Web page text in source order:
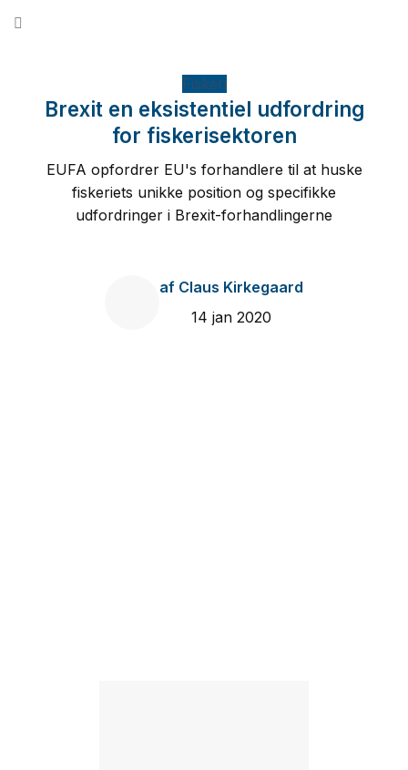
Fiskeri
Brexit en eksistentiel udfordring
for fiskerisektoren
EUFA opfordrer EU's forhandlere til at huske
fiskeriets unikke position og specifikke
udfordringer i Brexit-forhandlingerne
af Claus Kirkegaard
14 jan 2020